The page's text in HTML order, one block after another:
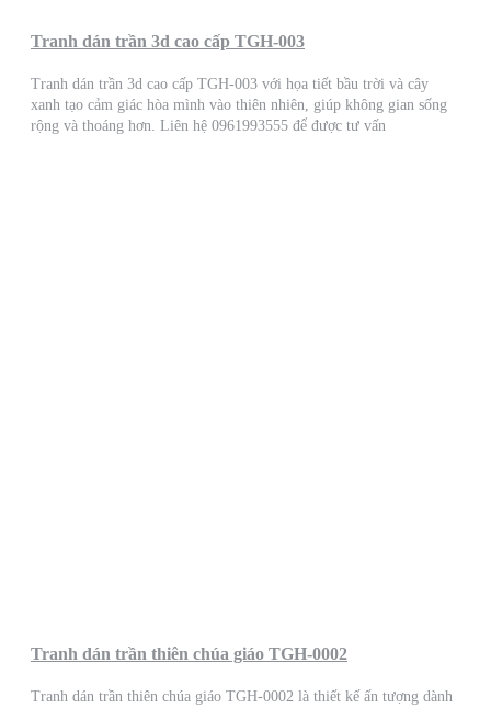
Tranh dán trần 3d cao cấp TGH-003
Tranh dán trần 3d cao cấp TGH-003 với họa tiết bầu trời và cây
xanh tạo cảm giác hòa mình vào thiên nhiên, giúp không gian sống
rộng và thoáng hơn. Liên hệ 0961993555 để được tư vấn
Tranh dán trần thiên chúa giáo TGH-0002
Tranh dán trần thiên chúa giáo TGH-0002 là thiết kế ấn tượng dành